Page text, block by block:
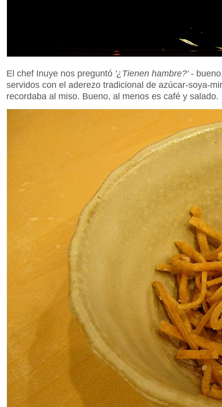
El chef Inuye nos preguntó '¿Tienen hambre?'-
servidos con el aderezo tradicional de azúcar-soya-
recordaba al miso. Bueno, al menos es café y salado.